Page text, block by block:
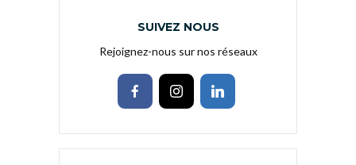
SUIVEZ NOUS
Rejoignez-nous sur nos réseaux